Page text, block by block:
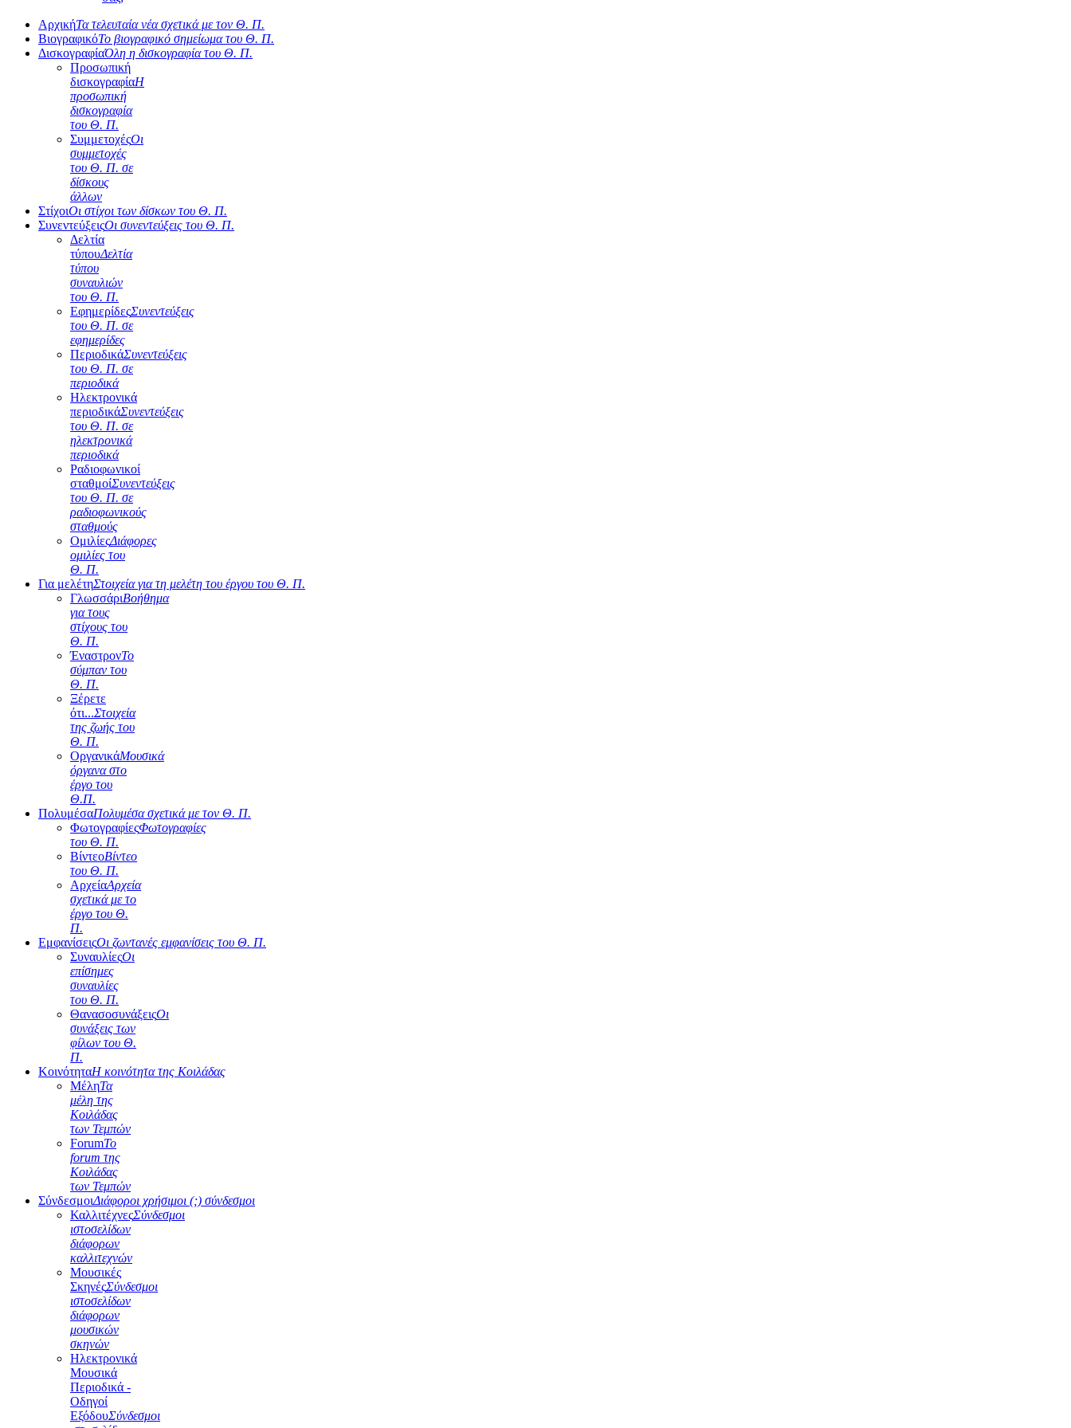
ΑρχικήΤα τελευταία νέα σχετικά με τον Θ. Π.
ΒιογραφικόΤο βιογραφικό σημείωμα του Θ. Π.
ΔισκογραφίαΌλη η δισκογραφία του Θ. Π.
Προσωπική
δισκογραφίαΗ
προσωπική
δισκογραφία
του Θ. Π.
ΣυμμετοχέςΟι
συμμετοχές
του Θ. Π. σε
δίσκους
άλλων
ΣτίχοιΟι στίχοι των δίσκων του Θ. Π.
ΣυνεντεύξειςΟι συνεντεύξεις του Θ. Π.
Δελτία
τύπουΔελτία
τύπου
συναυλιών
του Θ. Π.
ΕφημερίδεςΣυνεντεύξεις
του Θ. Π. σε
εφημερίδες
ΠεριοδικάΣυνεντεύξεις
του Θ. Π. σε
περιοδικά
Ηλεκτρονικά
περιοδικάΣυνεντεύξεις
του Θ. Π. σε
ηλεκτρονικά
περιοδικά
Ραδιοφωνικοί
σταθμοίΣυνεντεύξεις
του Θ. Π. σε
ραδιοφωνικούς
σταθμούς
ΟμιλίεςΔιάφορες
ομιλίες του
Θ. Π.
Για μελέτηΣτοιχεία για τη μελέτη του έργου του Θ. Π.
ΓλωσσάριΒοήθημα
για τους
στίχους του
Θ. Π.
ΈναστρονΤο
σύμπαν του
Θ. Π.
Ξέρετε
ότι...Στοιχεία
της ζωής του
Θ. Π.
ΟργανικάΜουσικά
όργανα στο
έργο του
Θ.Π.
ΠολυμέσαΠολυμέσα σχετικά με τον Θ. Π.
ΦωτογραφίεςΦωτογραφίες
του Θ. Π.
ΒίντεοΒίντεο
του Θ. Π.
ΑρχείαΑρχεία
σχετικά με το
έργο του Θ.
Π.
ΕμφανίσειςΟι ζωντανές εμφανίσεις του Θ. Π.
ΣυναυλίεςΟι
επίσημες
συναυλίες
του Θ. Π.
ΘανασοσυνάξειςΟι
συνάξεις των
φίλων του Θ.
Π.
ΚοινότηταΗ κοινότητα της Κοιλάδας
ΜέληΤα
μέλη της
Κοιλάδας
των Τεμπών
ForumΤο
forum της
Κοιλάδας
των Τεμπών
ΣύνδεσμοιΔιάφοροι χρήσιμοι (;) σύνδεσμοι
ΚαλλιτέχνεςΣύνδεσμοι
ιστοσελίδων
διάφορων
καλλιτεχνών
Μουσικές
ΣκηνέςΣύνδεσμοι
ιστοσελίδων
διάφορων
μουσικών
σκηνών
Ηλεκτρονικά
Μουσικά
Περιοδικά -
Οδηγοί
ΕξόδουΣύνδεσμοι